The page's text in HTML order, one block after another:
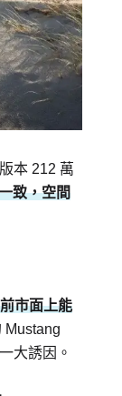
本 212 萬
致，空間
市面上能
Mustang
大誘因。